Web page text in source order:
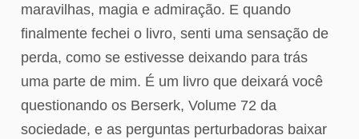
maravilhas, magia e admiração. E quando
finalmente fechei o livro, senti uma sensação de
perda, como se estivesse deixando para trás
uma parte de mim. É um livro que deixará você
questionando os Berserk, Volume 72 da
sociedade, e as perguntas perturbadoras baixar